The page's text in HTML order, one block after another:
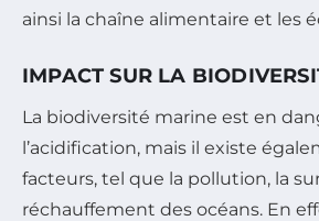
ainsi la chaîne alimentaire et les
IMPACT SUR LA
La biodiversité marine est en
l’acidification, mais il existe
facteurs, tel que la pollution, la
réchauffement des océans. En